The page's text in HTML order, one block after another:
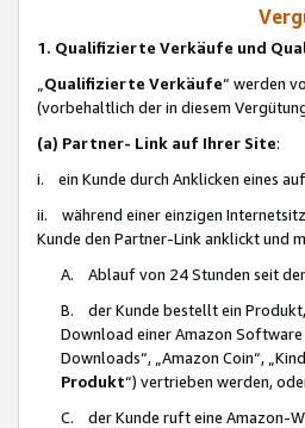
1. Qualifizierte Verkäufe und
Qualifizierte Verkäufe“ werden
(vorbehaltlich der in diesem
(a) Partner- Link auf Ihrer Site:
i. ein Kunde durch Anklicken eines
ii. während einer einzigen
Kunde den Partner-Link anklickt und
A. Ablauf von 24 Stunden seit
B. der Kunde bestellt ein Produkt,
Download einer Amazon Software
Downloads“, „Amazon Coin“,
Produkt“) vertrieben werden,
C. der Kunde ruft eine Amazon-